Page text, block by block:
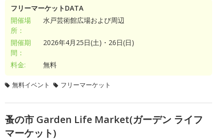
フリーマーケットDATA
開催場
所：
水戸芸術館広場および周辺
開催期
間：
2026年4月25日(土)・26日(日)
料金: 無料
無料イベント フリーマーケット
蚤の市 Garden Life Market(ガーデン ライフ
マーケット)